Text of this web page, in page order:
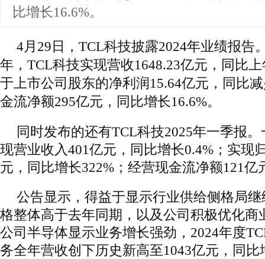
比增长16.6%。
4月29日，TCL科技披露2024年业绩报告
年，TCL科技实现营收1648.23亿元，同比
于上市公司股东的净利润15.64亿元，同比
金流净额295亿元，同比增长16.6%。
同时发布的还有TCL科技2025年一季报
现营业收入401亿元，同比增长0.4%；实现
元，同比增长322%；经营现金流净额121亿
公告显示，得益于显示行业供给侧格局
格整体高于去年同期，以及公司积极优化商
公司半导体显示业务增长强劲，2024年度
务全年营收创下历史新高至1043亿元，同比